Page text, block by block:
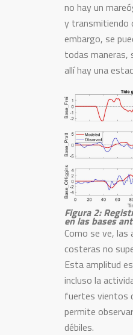
no hay un
y transmitiendo
embargo, se
todas maneras,
allí hay una
Figura 2:
en las bases
Como se ve, las
costeras no
Esta amplitud
incluso la
fuertes vientos
permite
débiles.